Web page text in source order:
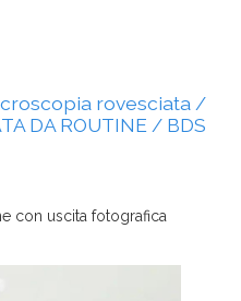
rovesciata /
DA ROUTINE / BDS
con uscita fotografica